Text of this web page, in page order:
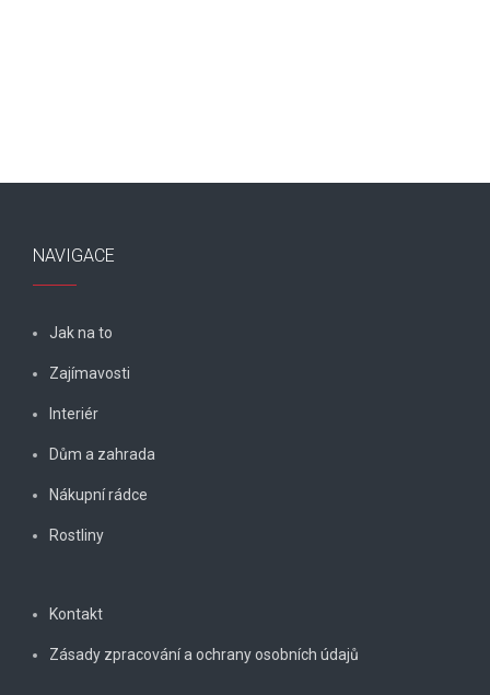
NAVIGACE
Jak na to
Zajímavosti
Interiér
Dům a zahrada
Nákupní rádce
Rostliny
Kontakt
Zásady zpracování a ochrany osobních údajů